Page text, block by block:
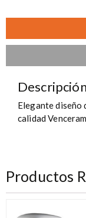
Descripción
Elegante diseño
calidad
Productos